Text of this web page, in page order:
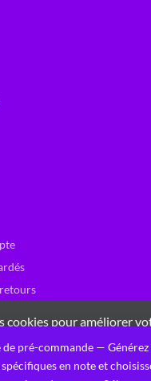
pré-commande —
en note et
cookies pour améliorer
En naviguant sur ce site,
utilisation des cookies.